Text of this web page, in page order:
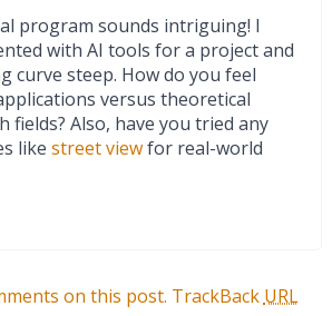
program sounds intriguing! I
with AI tools for a project and
curve steep. How do you feel
versus theoretical
fields? Also, have you tried any
like street viewfor real-world
on this post. TrackBack URL